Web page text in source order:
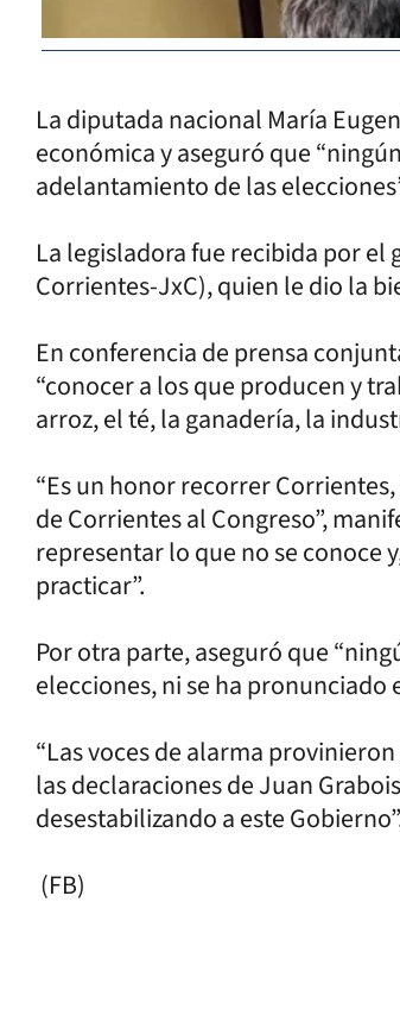
La diputada nacional María
económica y aseguró que
adelantamiento de las
La legisladora fue recibida por el
Corrientes-JxC), quien le dio la
En conferencia de prensa
“conocer a los que producen y
arroz, el té, la ganadería, la
“Es un honor recorrer
de Corrientes al Congreso”,
representar lo que no se conoce
practicar”.
Por otra parte, aseguró que
elecciones, ni se ha pronunciado
“Las voces de alarma
las declaraciones de Juan
desestabilizando a este
(FB)